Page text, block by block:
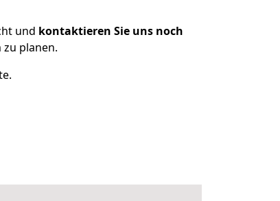
und kontaktieren Sie uns noch
planen.